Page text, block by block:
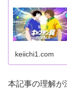
keiichi1.com
本記事の理解が